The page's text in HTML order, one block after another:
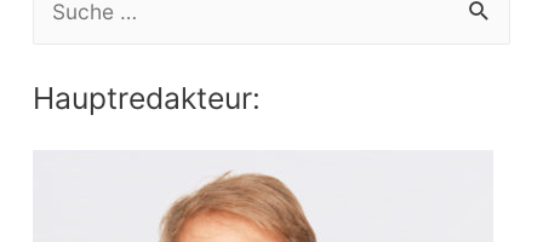
Hauptredakteur: